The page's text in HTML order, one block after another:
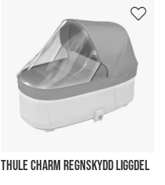
THULE CHARM REGNSKYDD LIGGDEL